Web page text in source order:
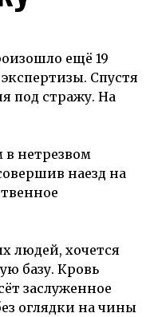
ещё 19
Спустя
под стражу. На
в нетрезвом
наезд на
людей, хочется
базу. Кровь
заслуженное
оглядки на чины